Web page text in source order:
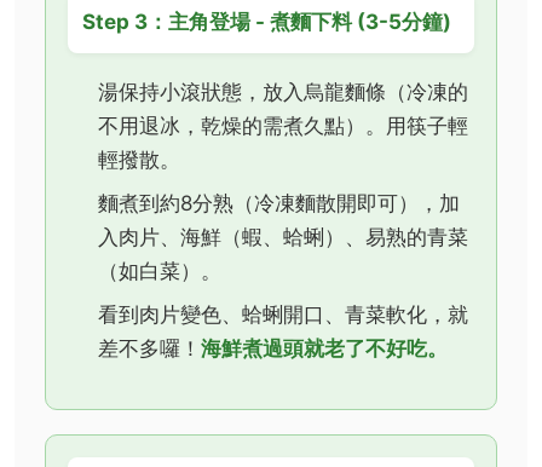
Step 3：主角登場 - 煮麵下料 (3-5分鐘)
湯保持小滾狀態，放入烏龍麵條（冷凍的
不用退冰，乾燥的需煮久點）。用筷子輕
輕撥散。
麵煮到約8分熟（冷凍麵散開即可），加
入肉片、海鮮（蝦、蛤蜊）、易熟的青菜
（如白菜）。
看到肉片變色、蛤蜊開口、青菜軟化，就
差不多囉！ 海鮮煮過頭就老了不好吃。